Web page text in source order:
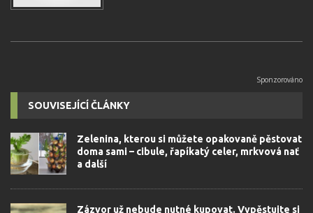
SOUVISEJÍCÍ ČLÁNKY
Zelenina, kterou si můžete opakovaně pěstovat
doma sami – cibule, řapíkatý celer, mrkvová nať
a další
Zázvor už nebude nutné kupovat. Vypěstujte si